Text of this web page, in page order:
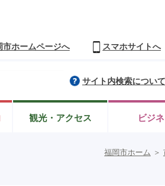
市ホームページへ スマホサイトへ
サイト内検索について
観光・アクセス ビジ
福岡市ホーム ＞